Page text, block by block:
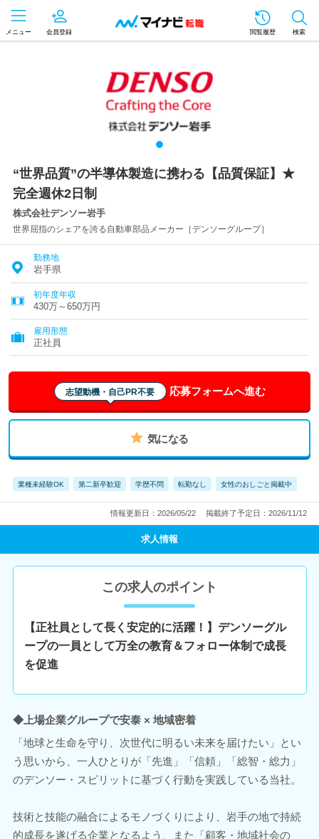
メニュー 会員登録 閲覧履歴 検索
“世界品質”の半導体製造に携わる【品質保証】★
完全週休2日制
株式会社デンソー岩手
世界屈指のシェアを誇る自動車部品メーカー［デンソーグループ］
勤務地
岩手県
初年度年収
430万～650万円
雇用形態
正社員
志望動機・自己PR不要 応募フォームへ進む
気になる
業種未経験OK 第二新卒歓迎 学歴不問 転勤なし 女性のおしごと掲載中
情報更新日：2026/05/22 掲載終了予定日：2026/11/12
求人情報
この求人のポイント
【正社員として長く安定的に活躍！】デンソーグル
ープの一員として万全の教育＆フォロー体制で成長
を促進
◆上場企業グループで安泰 × 地域密着
「地球と生命を守り、次世代に明るい未来を届けたい」とい
う思いから、一人ひとりが「先進」「信頼」「総智・総力」
のデンソー・スピリットに基づく行動を実践している当社。
技術と技能の融合によるモノづくりにより、岩手の地で持続
的成長を遂げる企業となるよう、また「顧客・地域社会の